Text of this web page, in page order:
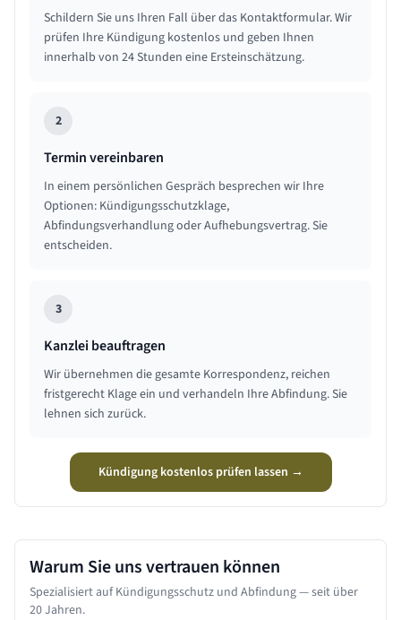
Schildern Sie uns Ihren Fall über das Kontaktformular. Wir
prüfen Ihre Kündigung kostenlos und geben Ihnen
innerhalb von 24 Stunden eine Ersteinschätzung.
2
Termin vereinbaren
In einem persönlichen Gespräch besprechen wir Ihre
Optionen: Kündigungsschutzklage,
Abfindungsverhandlung oder Aufhebungsvertrag. Sie
entscheiden.
3
Kanzlei beauftragen
Wir übernehmen die gesamte Korrespondenz, reichen
fristgerecht Klage ein und verhandeln Ihre Abfindung. Sie
lehnen sich zurück.
Kündigung kostenlos prüfen lassen →
Warum Sie uns vertrauen können
Spezialisiert auf Kündigungsschutz und Abfindung — seit über
20 Jahren.